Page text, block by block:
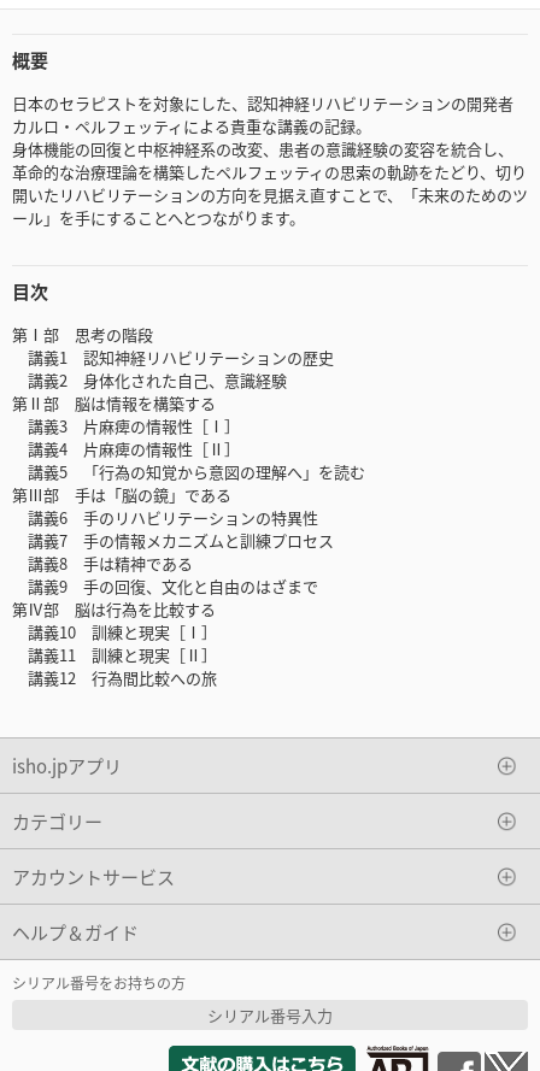
概要
日本のセラピストを対象にした、認知神経リハビリテーションの開発者
カルロ・ペルフェッティによる貴重な講義の記録。
身体機能の回復と中枢神経系の改変、患者の意識経験の変容を統合し、
革命的な治療理論を構築したペルフェッティの思索の軌跡をたどり、切り
開いたリハビリテーションの方向を見据え直すことで、「未来のためのツ
ール」を手にすることへとつながります。
目次
第Ⅰ部 思考の階段
講義1 認知神経リハビリテーションの歴史
講義2 身体化された自己、意識経験
第Ⅱ部 脳は情報を構築する
講義3 片麻痺の情報性［Ⅰ］
講義4 片麻痺の情報性［Ⅱ］
講義5 「行為の知覚から意図の理解へ」を読む
第Ⅲ部 手は「脳の鏡」である
講義6 手のリハビリテーションの特異性
講義7 手の情報メカニズムと訓練プロセス
講義8 手は精神である
講義9 手の回復、文化と自由のはざまで
第Ⅳ部 脳は行為を比較する
講義10 訓練と現実［Ⅰ］
講義11 訓練と現実［Ⅱ］
講義12 行為間比較への旅
isho.jpアプリ
カテゴリー
アカウントサービス
ヘルプ＆ガイド
シリアル番号をお持ちの方
シリアル番号入力